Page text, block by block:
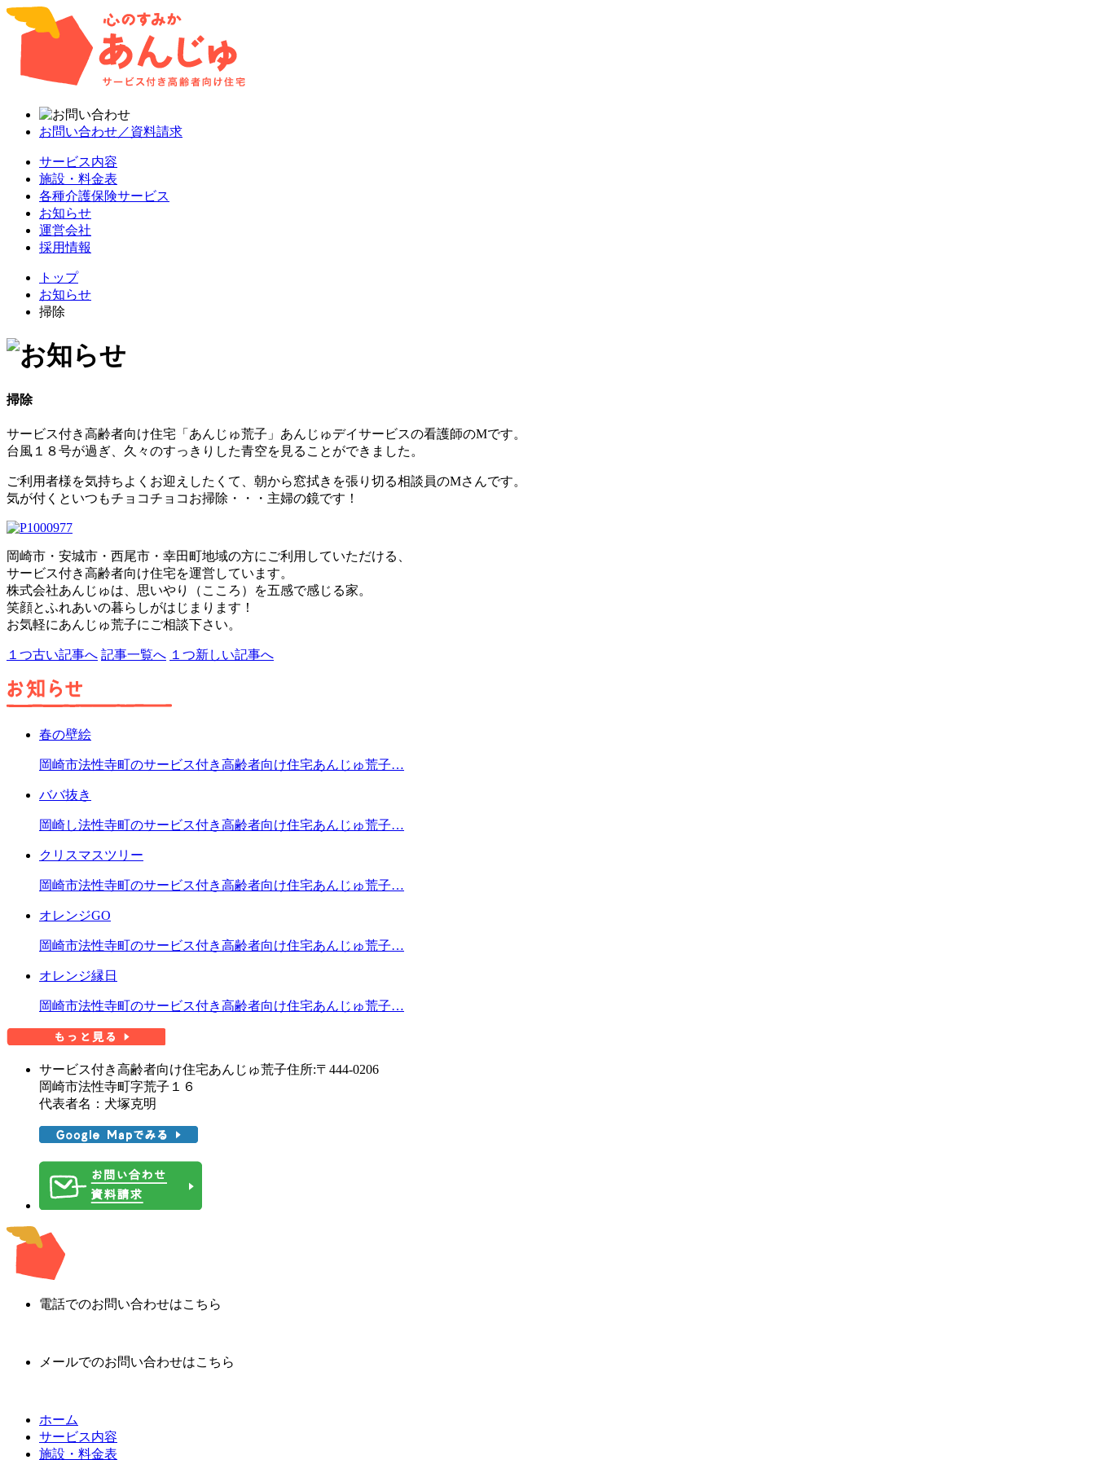
お問い合わせ／資料請求
サービス内容
施設・料金表
各種介護保険サービス
お知らせ
運営会社
採用情報
トップ
お知らせ
掃除
掃除
サービス付き高齢者向け住宅「あんじゅ荒子」あんじゅデイサービスの看護師のMです。
台風１８号が過ぎ、久々のすっきりした青空を見ることができました。
ご利用者様を気持ちよくお迎えしたくて、朝から窓拭きを張り切る相談員のMさんです。
気が付くといつもチョコチョコお掃除・・・主婦の鏡です！
岡崎市・安城市・西尾市・幸田町地域の方にご利用していただける、
サービス付き高齢者向け住宅を運営しています。
株式会社あんじゅは、思いやり（こころ）を五感で感じる家。
笑顔とふれあいの暮らしがはじまります！
お気軽にあんじゅ荒子にご相談下さい。
１つ古い記事へ 記事一覧へ １つ新しい記事へ
春の壁絵
岡崎市法性寺町のサービス付き高齢者向け住宅あんじゅ荒子…
ババ抜き
岡崎し法性寺町のサービス付き高齢者向け住宅あんじゅ荒子…
クリスマスツリー
岡崎市法性寺町のサービス付き高齢者向け住宅あんじゅ荒子…
オレンジGO
岡崎市法性寺町のサービス付き高齢者向け住宅あんじゅ荒子…
オレンジ縁日
岡崎市法性寺町のサービス付き高齢者向け住宅あんじゅ荒子…
サービス付き高齢者向け住宅あんじゅ荒子住所:〒444-0206
岡崎市法性寺町字荒子１６
代表者名：犬塚克明
電話でのお問い合わせはこちら
メールでのお問い合わせはこちら
ホーム
サービス内容
施設・料金表